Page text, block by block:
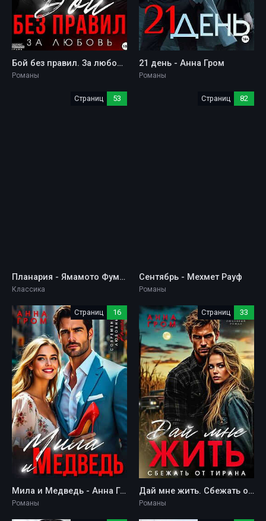
Бой без правил. За любовь - Анна Гром
Романы
21 день - Анна Гром
Романы
Страниц 53
Планария - Ямамото Фумио
Классика
Страниц 82
Сентябрь - Мехмет Рауф
Романы
Страниц 16
Мила и Медведь - Анна Гром
Романы
Страниц 33
Дай мне жить. Сбежать от тирана - Анна Гром
Романы